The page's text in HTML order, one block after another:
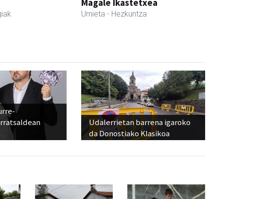
Magale Ikastetxea
Urnieta - Hezkuntza
Udalerrietan barrena igaroko
da Donostiako Klasikoa